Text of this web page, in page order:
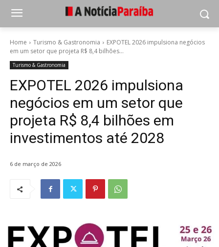
Home Turismo & Gastronomia
EXPOTEL 2026 impulsiona negócios
em um setor que projeta R$ 8,4 bilhões...
Turismo & Gastronomia
EXPOTEL 2026 impulsiona
negócios em um setor que
projeta R$ 8,4 bilhões em
investimentos até 2028
6 de março de 2026